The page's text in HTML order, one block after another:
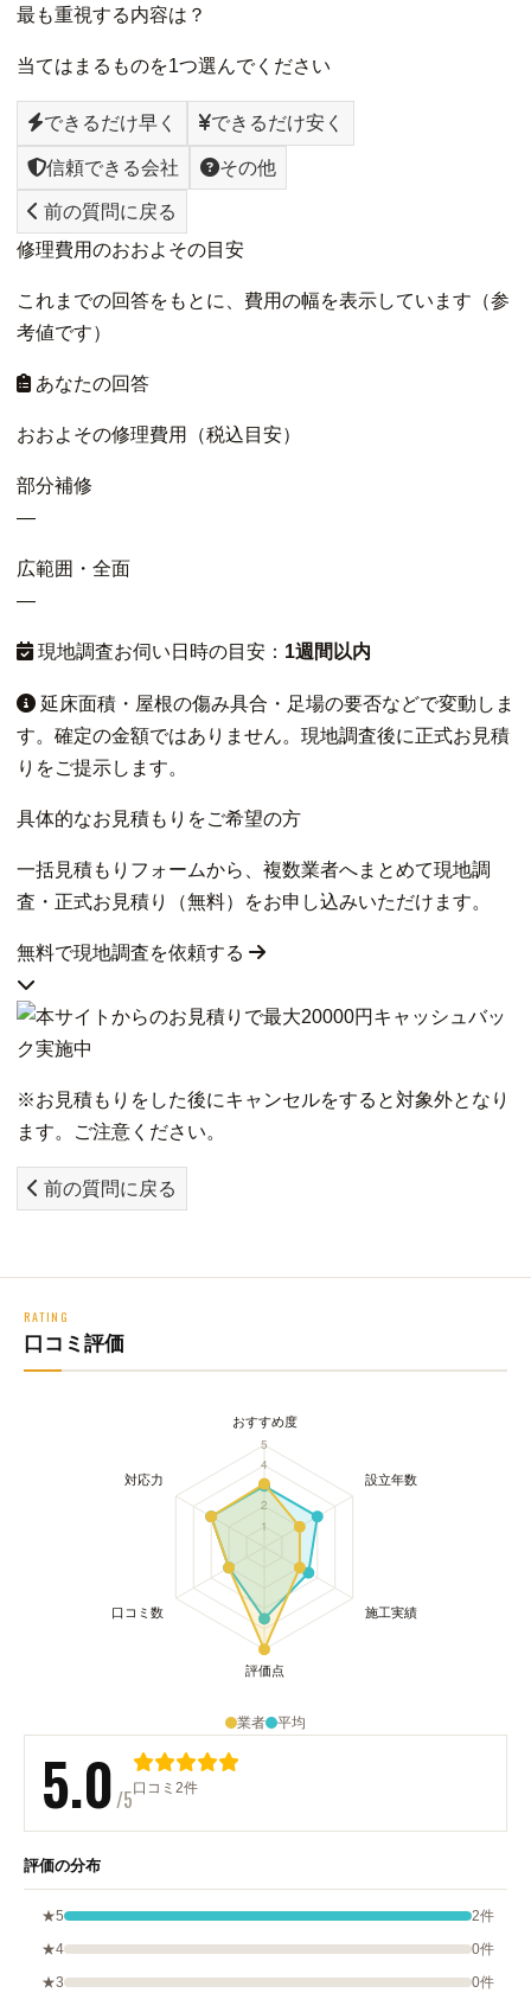
最も重視する内容は？
当てはまるものを1つ選んでください
できるだけ早く できるだけ安く
信頼できる会社 その他
前の質問に戻る
修理費用のおおよその目安
これまでの回答をもとに、費用の幅を表示しています（参
考値です）
あなたの回答
おおよその修理費用（税込目安）
部分補修
—
広範囲・全面
—
現地調査お伺い日時の目安： 1週間以内
延床面積・屋根の傷み具合・足場の要否などで変動しま
す。確定の金額ではありません。現地調査後に正式お見積
りをご提示します。
具体的なお見積もりをご希望の方
一括見積もりフォームから、複数業者へまとめて現地調
査・正式お見積り（無料）をお申し込みいただけます。
無料で現地調査を依頼する
※お見積もりをした後にキャンセルをすると対象外となり
ます。ご注意ください。
前の質問に戻る
RATING
口コミ評価
業者 平均
5.0/5口コミ2件
評価の分布
★5
2件
★4
0件
★3
0件